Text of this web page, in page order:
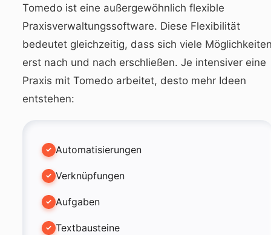
Tomedo ist eine außergewöhnlich flexible
Praxisverwaltungssoftware. Diese Flexibilität
bedeutet gleichzeitig, dass sich viele
erst nach und nach erschließen. Je intensiver eine
Praxis mit Tomedo arbeitet, desto mehr Ideen
entstehen:
Automatisierungen
Verknüpfungen
Aufgaben
Textbausteine